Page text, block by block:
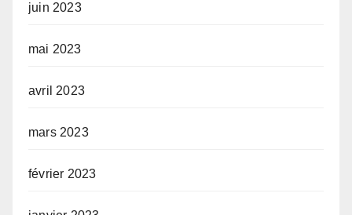
juin 2023
mai 2023
avril 2023
mars 2023
février 2023